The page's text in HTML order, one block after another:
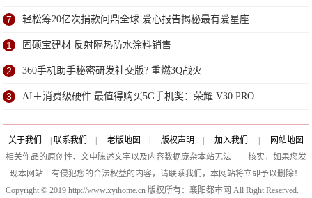
送超甜祝福
7 轻松筹20亿次捐款问鼎全球 爱心报告揭秘最有爱星座
1 固硕宝建材 反射隔热防水涂料销售
2 360手机助手秘密研发社交版? 重燃3Q战火
3 AI＋消费级硬件 最值得购买5G手机奖：荣耀 V30 PRO
关于我们 联系我们 老版地图 版权声明 加入我们
网站地图
相关作品的原创性、文中陈述文字以及内容数据庞杂本站无法一一核实，如果您发
现本网站上有侵犯您的合法权益的内容，请联系我们，本网站将立即予以删除！
Copyright © 2019 http://www.xyihome.cn 版权所有：襄阳都市网 All Right Reserved.